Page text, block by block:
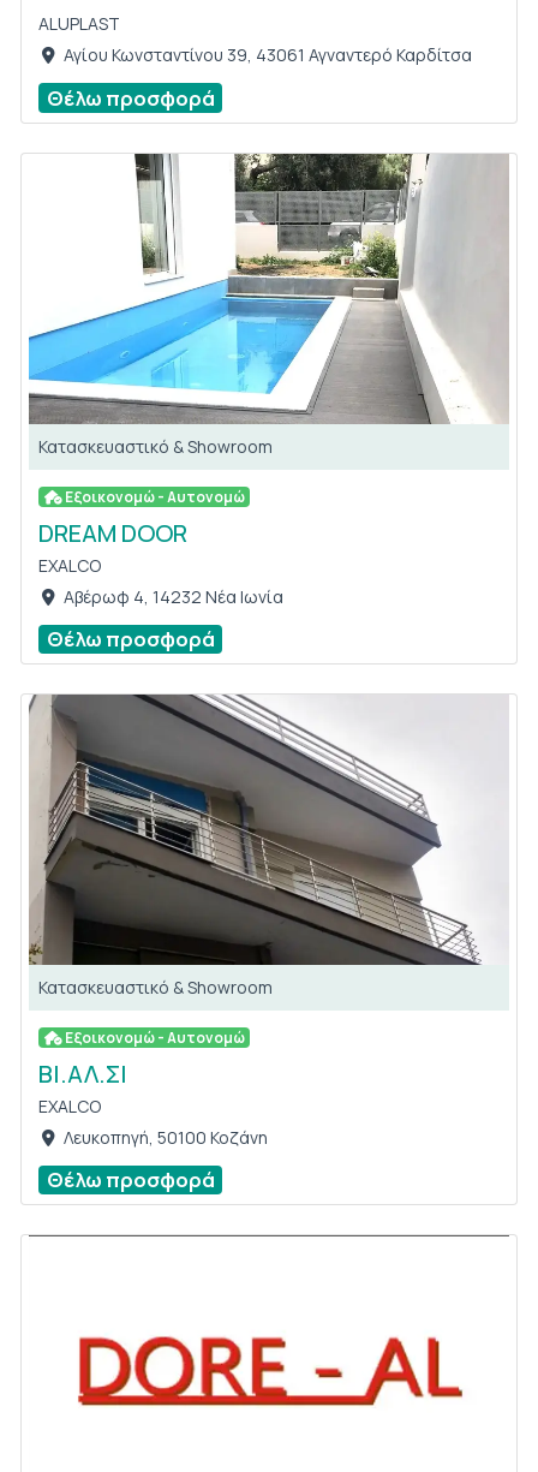
ALUPLAST
Αγίου Κωνσταντίνου 39, 43061 Αγναντερό Καρδίτσα
Θέλω προσφορά
Κατασκευαστικό & Showroom
Εξοικονομώ - Αυτονομώ
DREAM DOOR
EXALCO
Αβέρωφ 4, 14232 Νέα Ιωνία
Θέλω προσφορά
Κατασκευαστικό & Showroom
Εξοικονομώ - Αυτονομώ
ΒΙ.ΑΛ.ΣΙ
EXALCO
Λευκοπηγή, 50100 Κοζάνη
Θέλω προσφορά